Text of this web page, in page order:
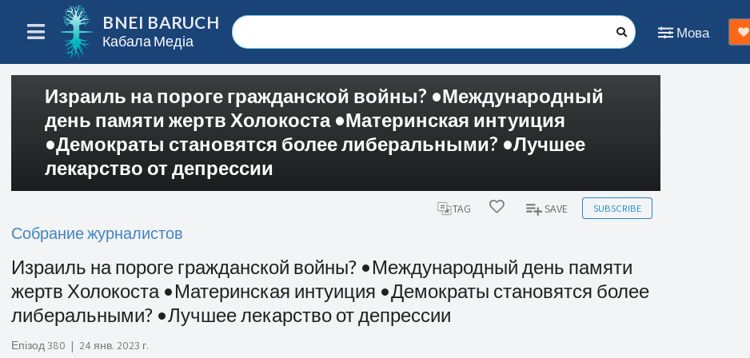
BNEI BARUCH
Кабала Медіа
Мова
Израиль на пороге гражданской войны? •Международный
день памяти жертв Холокоста •Материнская интуиция
•Демократы становятся более либеральными? •Лучшее
лекарство от депрессии
TAG SAVE SUBSCRIBE
Собрание журналистов
Израиль на пороге гражданской войны? •Международный день памяти
жертв Холокоста •Материнская интуиция •Демократы становятся более
либеральными? •Лучшее лекарство от депрессии
Епізод 380 | 24 янв. 2023 г.